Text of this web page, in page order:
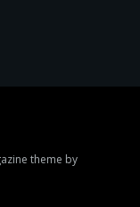
theme by